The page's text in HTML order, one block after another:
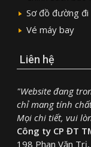
Sơ đồ đường đi
Vé máy bay
Liên hệ
"Website đang
chỉ mang tính
Mọi chi tiết, vui
Công ty CP ĐT
198 Phan Văn